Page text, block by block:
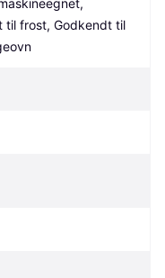
til frost, Godkendt til